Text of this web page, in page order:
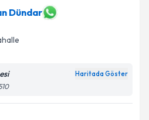
Dündar
Haritada Göster